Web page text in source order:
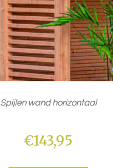
Spijlen wand horizontaal
€143,95